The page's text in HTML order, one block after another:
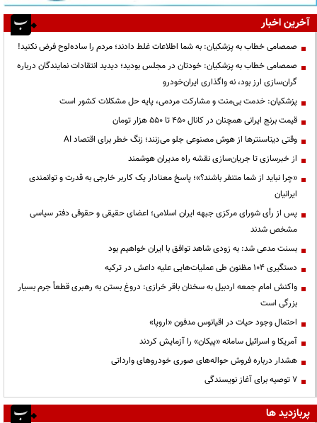
آخرین اخبار
صمصامی خطاب به پزشکیان: به شما اطلاعات غلط دادند؛ مردم را ساده‌لوح فرض نکنید!
صمصامی خطاب به پزشکیان: خودتان در مجلس بودید؛ دیدید انتقادات نمایندگان درباره
گران‌سازی ارز بود، نه واگذاری ایران‌خودرو
پزشکیان: خدمت بی‌منت و مشارکت مردمی، پایه حل مشکلات کشور است
قیمت‌ برنج ایرانی همچنان در کانال ۴۵۰ تا ۵۵۰ هزار تومان
وقتی دیتاسنترها از هوش مصنوعی جلو می‌زنند؛ زنگ خطر برای اقتصاد AI
از خبرسازی تا جریان‌سازی نقشه راه مدیران هوشمند
«چرا نباید از شما متنفر باشند؟»؛ پاسخ معنادار یک کاربر خارجی به قدرت و توانمندی
ایرانیان
پس از رأی شورای مرکزی جبهه ایران اسلامی؛ اعضای حقیقی و حقوقی دفتر سیاسی
مشخص شدند
بسنت مدعی شد: به زودی شاهد توافق با ایران خواهیم بود
دستگیری ۱۰۴ مظنون طی عملیات‌هایی علیه داعش در ترکیه
واکنش امام جمعه اردبیل به سخنان باقر خرازی: دروغ بستن به رهبری قطعاً جرم بسیار
بزرگی است
احتمال وجود حیات در اقیانوس مدفون «اروپا»
آمریکا و اسرائیل سامانه «پیکان» را آزمایش کردند
هشدار درباره فروش حواله‌های صوری خودروهای وارداتی
۷ توصیه برای آغاز نویسندگی
پربازدید ها